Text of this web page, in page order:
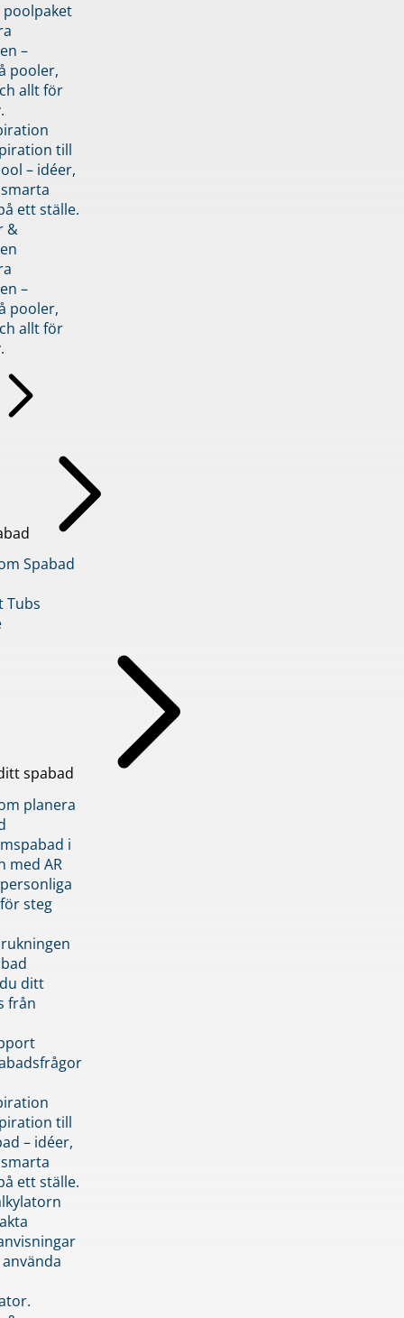
–
pooler,
allt för
till
– idéer,
ett ställe.
&
–
pooler,
allt för
Spabad
Tubs
spabad
planera
i
med AR
steg
ditt
från
till
– idéer,
ett ställe.